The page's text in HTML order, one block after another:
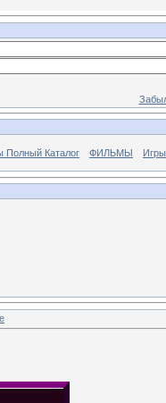
Полный Каталог ФИЛЬМЫ